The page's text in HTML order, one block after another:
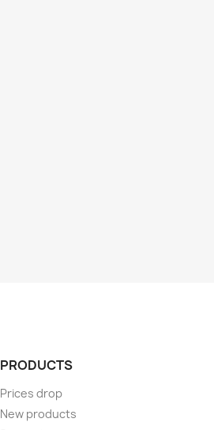
PRODUCTS
Prices drop
New products